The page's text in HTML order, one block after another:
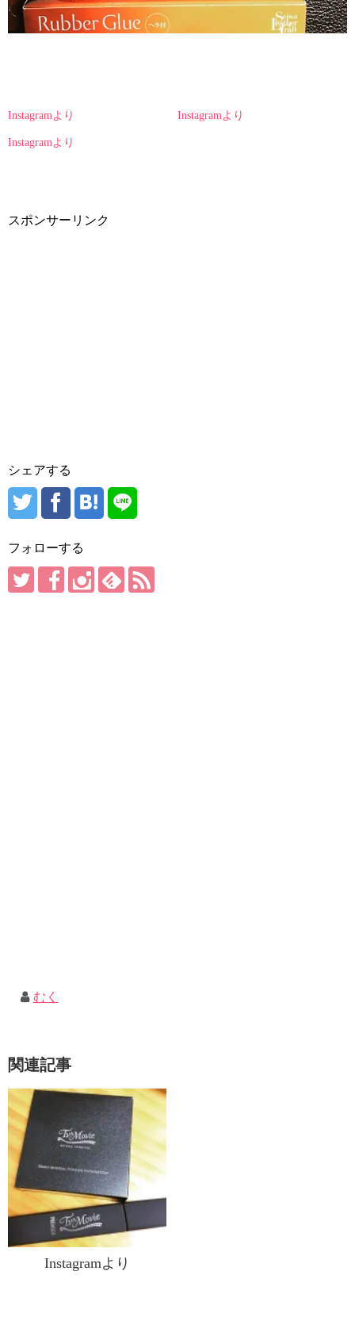
Instagramより Instagramより
Instagramより
スポンサーリンク
シェアする
フォローする
むく
関連記事
Instagramより